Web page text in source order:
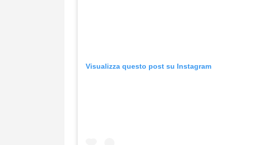
Visualizza questo post su Instagram